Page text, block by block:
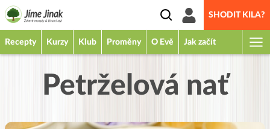
SHODIT KILA?
Recepty Kurzy Klub Proměny O Evě Jak začít
Petrželová nať